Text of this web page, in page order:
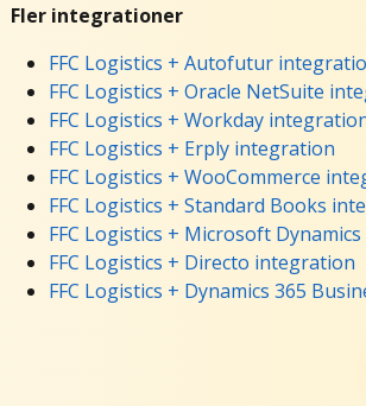
Fler integrationer
FFC Logistics + Autofutur
FFC Logistics + Oracle NetSuite
FFC Logistics + Workday
FFC Logistics + Erply integration
FFC Logistics + WooCommerce
FFC Logistics + Standard Books
FFC Logistics + Microsoft
FFC Logistics + Directo integration
FFC Logistics + Dynamics 365